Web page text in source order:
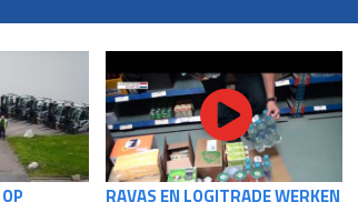
RAVAS EN LOGITRADE WERKEN